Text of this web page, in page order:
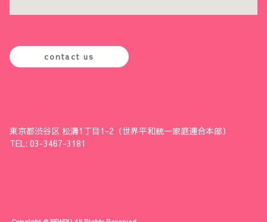
contact us
東京都渋谷区 松濤1丁目1-2（世界平和統一家庭連合本部）
TEL: 03-3467-3181